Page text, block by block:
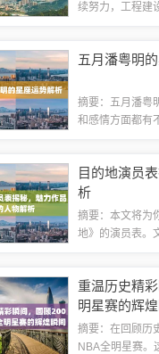
续努力，工程建
新的工程进展情
五月潘粤明
摘要：五月潘粤
和感情方面都有
的态度和耐心，
目的地演员
析
摘要：本文将为
地》的演员表。
请放心阅读。导
重温历史精
明星赛的辉
摘要：在回顾历
NBA全明星赛。